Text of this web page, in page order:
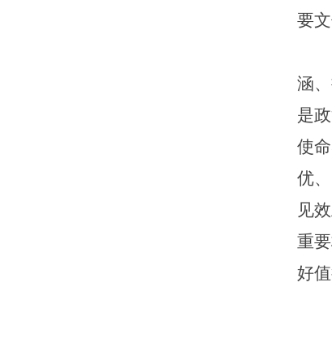
要文
涵
是
使命
优、
见
重
好